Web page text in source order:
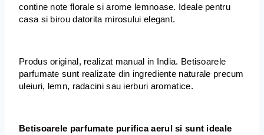
contine note florale si arome lemnoase. Ideale pentru
casa si birou datorita mirosului elegant.
Produs original, realizat manual in India. Betisoarele
parfumate sunt realizate din ingrediente naturale precum
uleiuri, lemn, radacini sau ierburi aromatice.
Betisoarele parfumate purifica aerul si sunt ideale